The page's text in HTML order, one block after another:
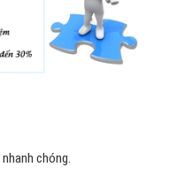
nhanh chóng.